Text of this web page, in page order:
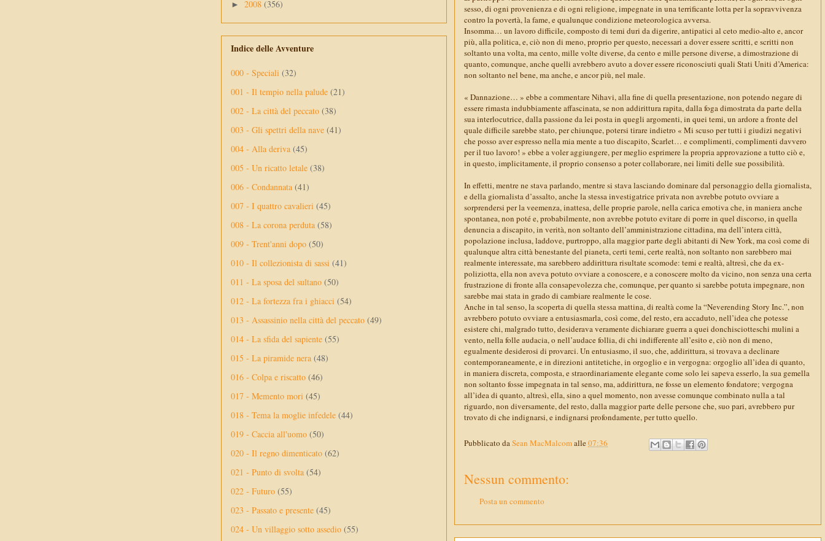
sesso, di ogni provenienza e di ogni religione, impegnate in una terrificante lotta per la sopravvivenza
contro la povertà, la fame, e qualunque condizione meteorologica avversa.
Insomma… un lavoro difficile, composto di temi duri da digerire, antipatici al ceto medio-alto e, ancor
più, alla politica, e, ciò non di meno, proprio per questo, necessari a dover essere scritti, e scritti non
soltanto una volta, ma cento, mille volte diverse, da cento e mille persone diverse, a dimostrazione di
quanto, comunque, anche quelli avrebbero avuto a dover essere riconosciuti quali Stati Uniti d’America:
non soltanto nel bene, ma anche, e ancor più, nel male.
« Dannazione… » ebbe a commentare Nihavi, alla fine di quella presentazione, non potendo negare di
essere rimasta indubbiamente affascinata, se non addirittura rapita, dalla foga dimostrata da parte della
sua interlocutrice, dalla passione da lei posta in quegli argomenti, in quei temi, un ardore a fronte del
quale difficile sarebbe stato, per chiunque, potersi tirare indietro « Mi scuso per tutti i giudizi negativi
che posso aver espresso nella mia mente a tuo discapito, Scarlet… e complimenti, complimenti davvero
per il tuo lavoro! » ebbe a voler aggiungere, per meglio esprimere la propria approvazione a tutto ciò e,
in questo, implicitamente, il proprio consenso a poter collaborare, nei limiti delle sue possibilità.
In effetti, mentre ne stava parlando, mentre si stava lasciando dominare dal personaggio della giornalista,
e della giornalista d’assalto, anche la stessa investigatrice privata non avrebbe potuto ovviare a
sorprendersi per la veemenza, inattesa, delle proprie parole, nella carica emotiva che, in maniera anche
spontanea, non poté e, probabilmente, non avrebbe potuto evitare di porre in quel discorso, in quella
denuncia a discapito, in verità, non soltanto dell’amministrazione cittadina, ma dell’intera città,
popolazione inclusa, laddove, purtroppo, alla maggior parte degli abitanti di New York, ma così come di
qualunque altra città benestante del pianeta, certi temi, certe realtà, non soltanto non sarebbero mai
realmente interessate, ma sarebbero addirittura risultate scomode: temi e realtà, altresì, che da ex-
poliziotta, ella non aveva potuto ovviare a conoscere, e a conoscere molto da vicino, non senza una certa
frustrazione di fronte alla consapevolezza che, comunque, per quanto si sarebbe potuta impegnare, non
sarebbe mai stata in grado di cambiare realmente le cose.
Anche in tal senso, la scoperta di quella stessa mattina, di realtà come la “Neverending Story Inc.”, non
avrebbero potuto ovviare a entusiasmarla, così come, del resto, era accaduto, nell’idea che potesse
esistere chi, malgrado tutto, desiderava veramente dichiarare guerra a quei donchisciotteschi mulini a
vento, nella folle audacia, o nell’audace follia, di chi indifferente all’esito e, ciò non di meno,
egualmente desiderosi di provarci. Un entusiasmo, il suo, che, addirittura, si trovava a declinare
contemporaneamente, e in direzioni antitetiche, in orgoglio e in vergogna: orgoglio all’idea di quanto,
in maniera discreta, composta, e straordinariamente elegante come solo lei sapeva esserlo, la sua gemella
non soltanto fosse impegnata in tal senso, ma, addirittura, ne fosse un elemento fondatore; vergogna
all’idea di quanto, altresì, ella, sino a quel momento, non avesse comunque combinato nulla a tal
riguardo, non diversamente, del resto, dalla maggior parte delle persone che, suo pari, avrebbero pur
trovato di che indignarsi, e indignarsi profondamente, per tutto quello.
Pubblicato daSean MacMalcomalle 07:36
Nessun commento:
Posta un commento
► 2008 (356)
Indice delle Avventure
000 - Speciali (32)
001 - Il tempio nella palude (21)
002 - La città del peccato (38)
003 - Gli spettri della nave (41)
004 - Alla deriva (45)
005 - Un ricatto letale (38)
006 - Condannata (41)
007 - I quattro cavalieri (45)
008 - La corona perduta (58)
009 - Trent'anni dopo (50)
010 - Il collezionista di sassi (41)
011 - La sposa del sultano (50)
012 - La fortezza fra i ghiacci (54)
013 - Assassinio nella città del peccato (49)
014 - La sfida del sapiente (55)
015 - La piramide nera (48)
016 - Colpa e riscatto (46)
017 - Memento mori (45)
018 - Tema la moglie infedele (44)
019 - Caccia all'uomo (50)
020 - Il regno dimenticato (62)
021 - Punto di svolta (54)
022 - Futuro (55)
023 - Passato e presente (45)
024 - Un villaggio sotto assedio (55)